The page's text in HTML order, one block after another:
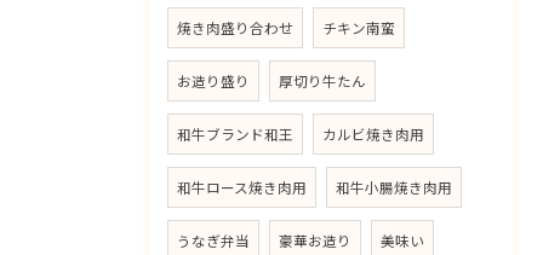
焼き肉盛り合わせ チキン南蛮
お造り盛り 厚切り牛たん
和牛ブランド和王 カルビ焼き肉用
和牛ロース焼き肉用 和牛小腸焼き肉用
うなぎ弁当 豪華お造り 美味い